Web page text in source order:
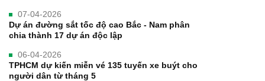
07-04-2026
Dự án đường sắt tốc độ cao Bắc - Nam phân
chia thành 17 dự án độc lập
06-04-2026
TPHCM dự kiến miễn vé 135 tuyến xe buýt cho
người dân từ tháng 5